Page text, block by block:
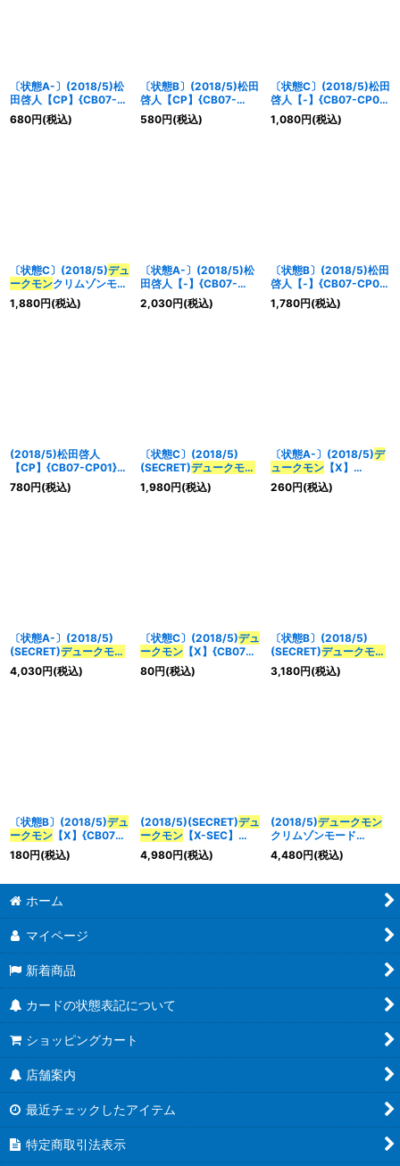
〔状態A-〕(2018/5)松
田啓人【CP】{CB07-
CP01}《赤》
680円(税込)
〔状態B〕(2018/5)松田
啓人【CP】{CB07-
CP01}《赤》
580円(税込)
〔状態C〕(2018/5)松田
啓人【-】{CB07-CP01}
《赤》
1,080円(税込)
〔状態C〕(2018/5)デュ
ークモンクリムゾンモー
ド【XX】{CB07-XX01}
《赤》
1,880円(税込)
〔状態A-〕(2018/5)松
田啓人【-】{CB07-
CP01}《赤》
2,030円(税込)
〔状態B〕(2018/5)松田
啓人【-】{CB07-CP01}
《赤》
1,780円(税込)
(2018/5)松田啓人
【CP】{CB07-CP01}
《赤》
780円(税込)
〔状態C〕(2018/5)
(SECRET)デュークモン
【X-SEC】{CB07-X01}
《赤》
1,980円(税込)
〔状態A-〕(2018/5)デ
ュークモン【X】
{CB07-X01}《赤》
260円(税込)
〔状態A-〕(2018/5)
(SECRET)デュークモン
【X-SEC】{CB07-X01}
《赤》
4,030円(税込)
〔状態C〕(2018/5)デュ
ークモン【X】{CB07-
X01}《赤》
80円(税込)
〔状態B〕(2018/5)
(SECRET)デュークモン
【X-SEC】{CB07-X01}
《赤》
3,180円(税込)
〔状態B〕(2018/5)デュ
ークモン 【X】{CB07-
X01}《赤》
180円(税込)
(2018/5)(SECRET)デュ
ークモン【X-SEC】
{CB07-X01}《赤》
4,980円(税込)
(2018/5)デュークモン
クリムゾンモード
【XX】{CB07-XX01}
《赤》
4,480円(税込)
ホーム
マイページ
新着商品
カードの状態表記について
ショッピングカート
店舗案内
最近チェックしたアイテム
特定商取引法表示